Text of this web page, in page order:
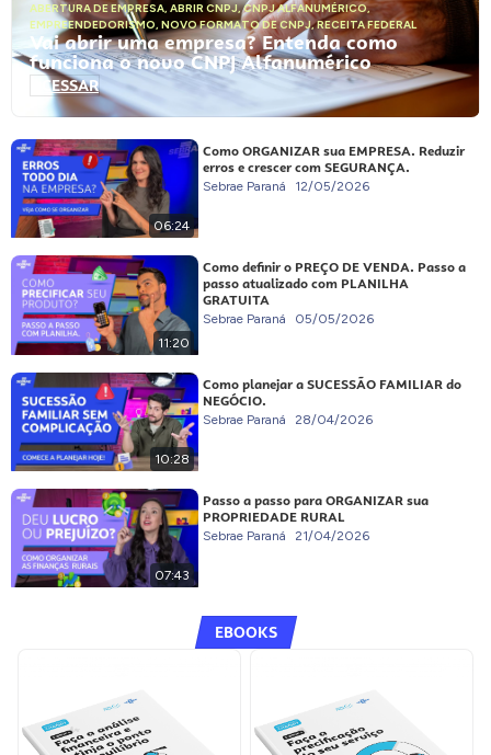
ABERTURA DE EMPRESA, ABRIR CNPJ,CNPJ ALFANUMÉRICO,
EMPREENDEDORISMO, NOVO FORMATO DE CNPJ,RECEITA FEDERAL
Vai abrir uma empresa? Entenda como
funciona o novo CNPJ Alfanumérico
ACESSAR
06:24
Como ORGANIZAR sua EMPRESA. Reduzir
erros e crescer com SEGURANÇA.
Sebrae Paraná 12/05/2026
11:20
Como definir o PREÇO DE VENDA. Passo a
passo atualizado com PLANILHA
GRATUITA
Sebrae Paraná 05/05/2026
10:28
Como planejar a SUCESSÃO FAMILIAR do
NEGÓCIO.
Sebrae Paraná 28/04/2026
07:43
Passo a passo para ORGANIZAR sua
PROPRIEDADE RURAL
Sebrae Paraná 21/04/2026
EBOOKS